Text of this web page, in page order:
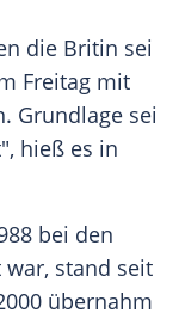
die Britin sei
Freitag mit
Grundlage sei
", hieß es in
bei den
war, stand seit
übernahm